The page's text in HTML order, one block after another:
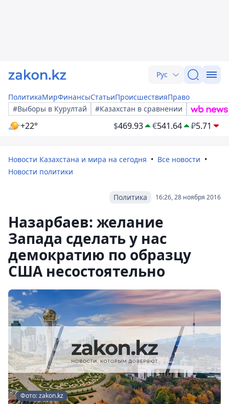
Рус
ПолитикаМирФинансыСтатьиПроисшествияПраво
#Выборы в Курултай
#Казахстан в сравнении
+22° $469.93 €541.64 ₽5.71
Новости Казахстана и мира на сегодня
Все новости
Новости политики
16:26, 28 ноября 2016
Политика
Назарбаев: желание
Запада сделать у нас
демократию по образцу
США несостоятельно
Фото: zakon.kz